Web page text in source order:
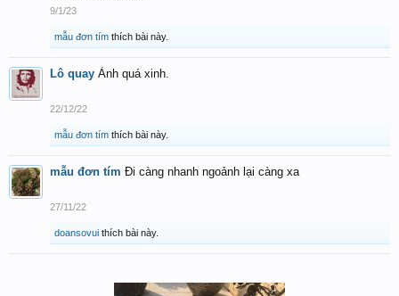
9/1/23
mẫu đơn tím thích bài này.
Lô quay Ảnh quá xinh.
22/12/22
mẫu đơn tím thích bài này.
mẫu đơn tím Đi càng nhanh ngoảnh lại càng xa
27/11/22
doansovui thích bài này.